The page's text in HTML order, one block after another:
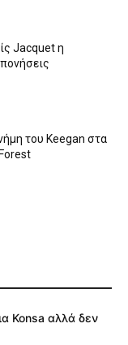
Jacquet η
του Keegan στα
Konsa αλλά δεν